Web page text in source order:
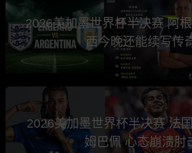
2026美加墨世界杯半决赛 阿
西今晚还能续写传
2026美加墨世界杯半决赛 法
姆巴佩 心态崩溃肘